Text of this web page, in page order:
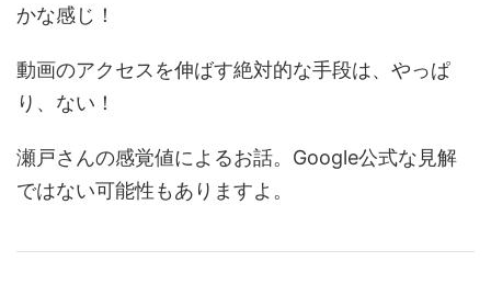
かな感じ！
動画のアクセスを伸ばす絶対的な手段は、やっぱ
り、ない！
瀬戸さんの感覚値によるお話。Google公式な見解
ではない可能性もありますよ。